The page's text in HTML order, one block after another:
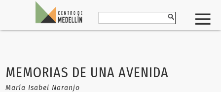
MEMORIAS DE UNA AVENIDA
María Isabel Naranjo